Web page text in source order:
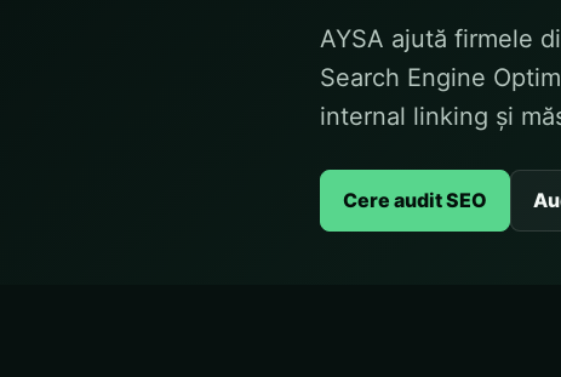
AYSA ajută firmele
Search Engine
internal linking și
Cere audit SEO